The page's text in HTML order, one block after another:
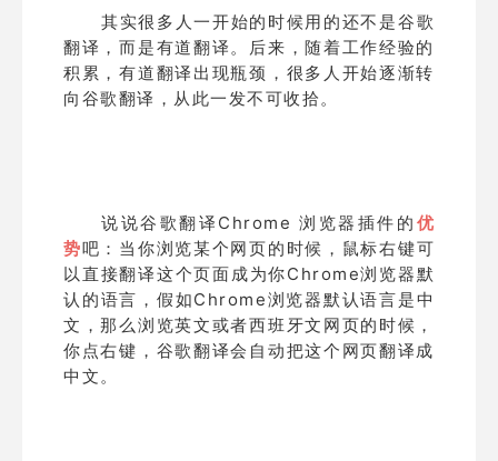
其实很多人一开始的时候用的还不是谷歌
翻译，而是有道翻译。后来，随着工作经验的
积累，有道翻译出现瓶颈，很多人开始逐渐转
向谷歌翻译，从此一发不可收拾。
说说谷歌翻译Chrome 浏览器插件的 优
势吧：当你浏览某个网页的时候，鼠标右键可
以直接翻译这个页面成为你Chrome浏览器默
认的语言，假如Chrome浏览器默认语言是中
文，那么浏览英文或者西班牙文网页的时候，
你点右键，谷歌翻译会自动把这个网页翻译成
中文。